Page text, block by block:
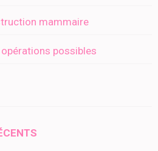
mammaire
possibles